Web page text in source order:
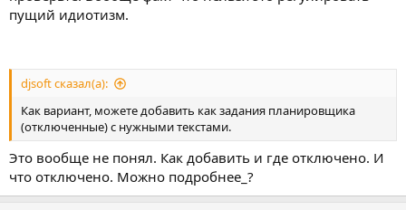
пущий идиотизм.
djsoft сказал(а):
Как вариант, можете добавить как задания планировщика
(отключенные) с нужными текстами.
Это вообще не понял. Как добавить и где отключено. И
что отключено. Можно подробнее_?